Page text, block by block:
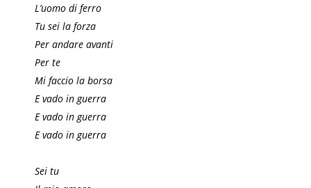
L’uomo di ferro
Tu sei la forza
Per andare avanti
Per te
Mi faccio la borsa
E vado in guerra
E vado in guerra
E vado in guerra
Sei tu